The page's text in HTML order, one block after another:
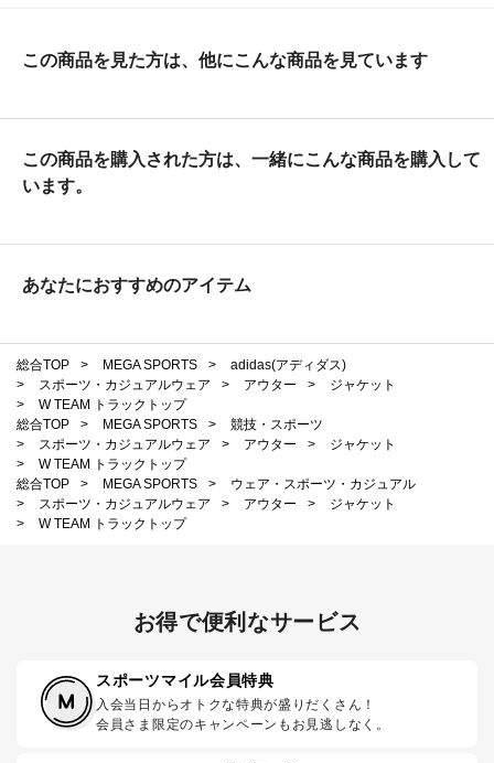
この商品を見た方は、他にこんな商品を見ています
この商品を購入された方は、一緒にこんな商品を購入して
います。
あなたにおすすめのアイテム
総合TOP > MEGA SPORTS >
adidas(アディダス)
>
スポーツ・カジュアルウェア > アウター >
ジャケット
>
W TEAM トラックトップ
総合TOP
> MEGA SPORTS >
競技・スポーツ
>
スポーツ・カジュアルウェア > アウター >
ジャケット
>
W TEAM トラックトップ
総合TOP
> MEGA SPORTS >
ウェア・スポーツ・カジュアル
>
スポーツ・カジュアルウェア > アウター >
ジャケット
>
W TEAM トラックトップ
お得で便利なサービス
スポーツマイル会員特典
入会当日からオトクな特典が盛りだくさん！
会員さま限定のキャンペーンもお見逃しなく。